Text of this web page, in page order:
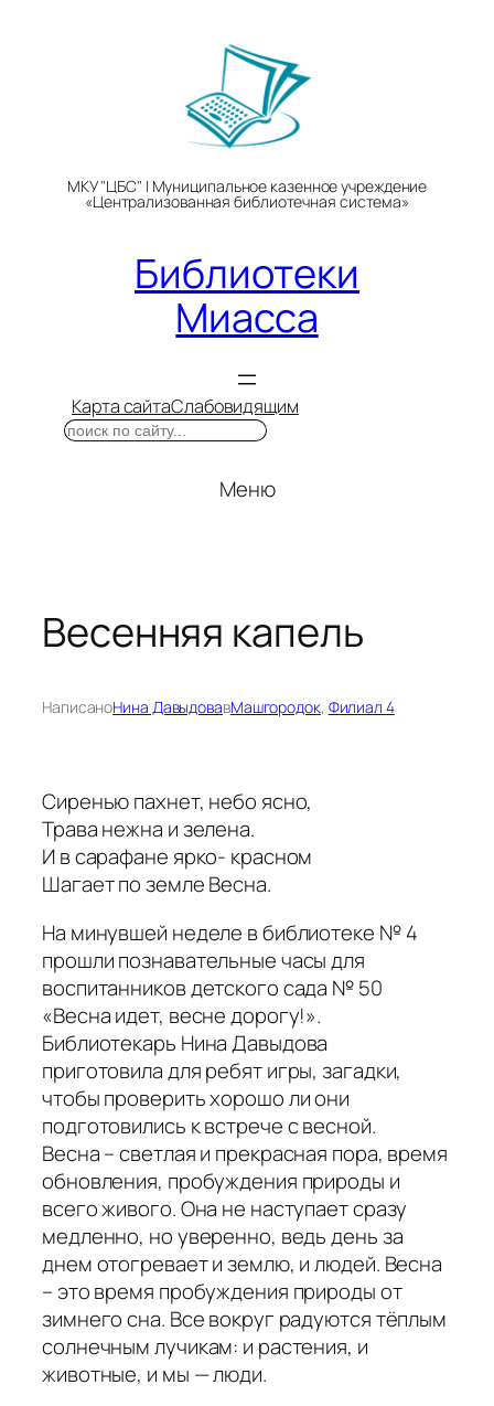
МКУ "ЦБС" | Муниципальное казенное учреждение
«Централизованная библиотечная система»
Библиотеки
Миасса
Карта сайтаСлабовидящим
Поиск
Меню
Весенняя капель
НаписаноНина ДавыдовавМашгородок, Филиал 4
Сиренью пахнет, небо ясно,
Трава нежна и зелена.
И в сарафане ярко- красном
Шагает по земле Весна.
На минувшей неделе в библиотеке № 4
прошли познавательные часы для
воспитанников детского сада № 50
«Весна идет, весне дорогу!».
Библиотекарь Нина Давыдова
приготовила для ребят игры, загадки,
чтобы проверить хорошо ли они
подготовились к встрече с весной.
Весна – светлая и прекрасная пора, время
обновления, пробуждения природы и
всего живого. Она не наступает сразу
медленно, но уверенно, ведь день за
днем отогревает и землю, и людей. Весна
– это время пробуждения природы от
зимнего сна. Все вокруг радуются тёплым
солнечным лучикам: и растения, и
животные, и мы — люди.